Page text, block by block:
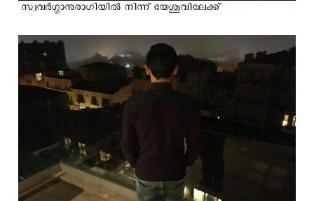
സ്വവര്‍ഗ്ഗാനുരാഗിയില്‍ നിന്ന് യേശുവിലേക്ക്